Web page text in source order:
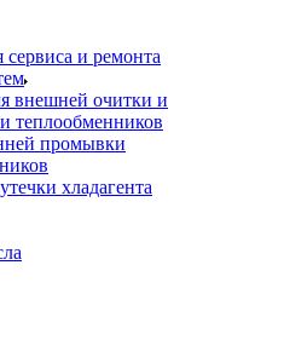
и ремонта
внешней очитки и
теплообменников
промывки
хладагента